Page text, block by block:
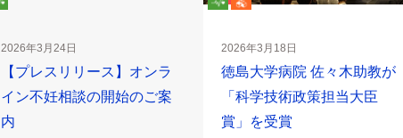
2026年3月24日
【プレスリリース】オンラ
イン不妊相談の開始のご案
内
2026年3月18日
徳島大学病院 佐々木助教が
「科学技術政策担当大臣
賞」を受賞